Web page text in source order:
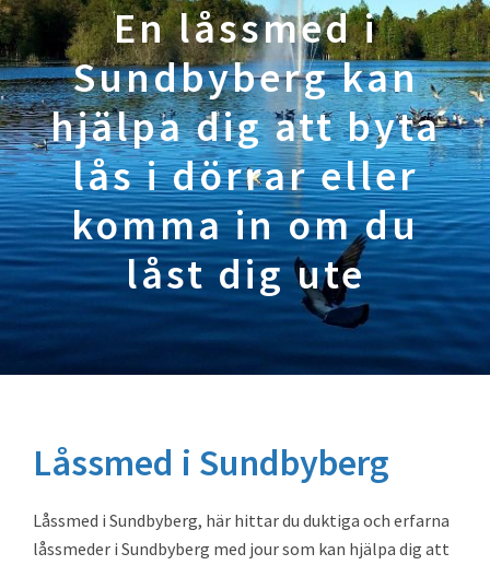
En låssmed i
Sundbyberg kan
hjälpa dig att byta
lås i dörrar eller
komma in om du
låst dig ute
Låssmed i Sundbyberg
Låssmed i Sundbyberg, här hittar du duktiga och erfarna
låssmeder i Sundbyberg med jour som kan hjälpa dig att